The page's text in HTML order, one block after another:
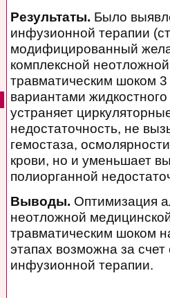
Результаты. Было
инфузионной терапии
модифицированный
комплексной
травматическим шоком
вариантами
устраняет
недостаточность, не
гемостаза,
крови, но и уменьшает
полиорганной
Выводы. Оптимизация
неотложной
травматическим шоком
этапах возможна за
инфузионной терапии.